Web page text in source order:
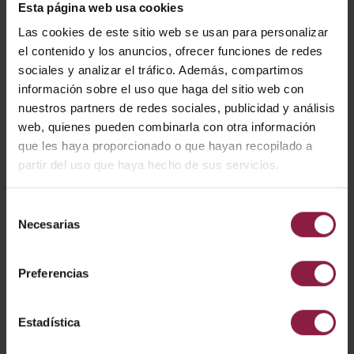
Esta página web usa cookies
Las cookies de este sitio web se usan para personalizar
el contenido y los anuncios, ofrecer funciones de redes
sociales y analizar el tráfico. Además, compartimos
información sobre el uso que haga del sitio web con
nuestros partners de redes sociales, publicidad y análisis
web, quienes pueden combinarla con otra información
que les haya proporcionado o que hayan recopilado a
partir del uso que haya hecho de sus servicios.
Necesarias
Preferencias
Estadística
VARIANTES
Filtro Campana Lineal Z LED Opti-
X
OPCIONES
Ver Entradas